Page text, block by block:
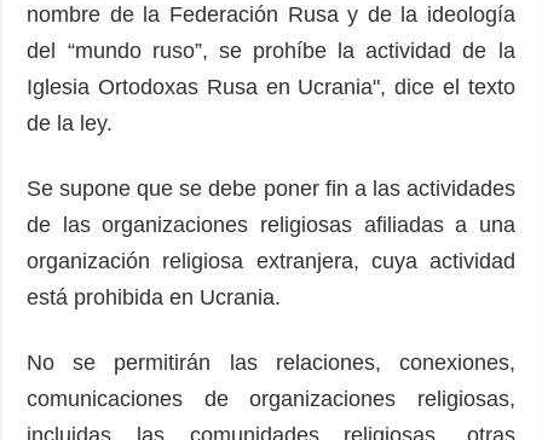
nombre de la Federación Rusa y de la ideología
del “mundo ruso”, se prohíbe la actividad de la
Iglesia Ortodoxas Rusa en Ucrania", dice el texto
de la ley.
Se supone que se debe poner fin a las actividades
de las organizaciones religiosas afiliadas a una
organización religiosa extranjera, cuya actividad
está prohibida en Ucrania.
No se permitirán las relaciones, conexiones,
comunicaciones de organizaciones religiosas,
incluidas las comunidades religiosas, otras